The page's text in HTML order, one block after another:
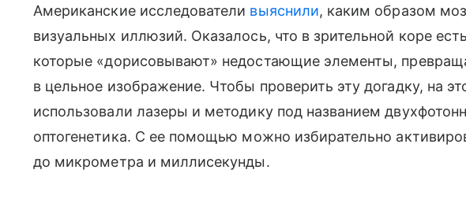
Американские исследователи выяснили, каким образом
визуальных иллюзий. Оказалось, что в зрительной коре
которые «дорисовывают» недостающие элементы,
в цельное изображение. Чтобы проверить эту догадку, на
использовали лазеры и методику под названием
оптогенетика. С ее помощью можно избирательно
до микрометра и миллисекунды.